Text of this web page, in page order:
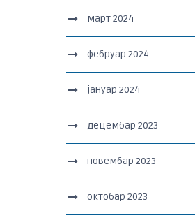
март 2024
фебруар 2024
јануар 2024
децембар 2023
новембар 2023
октобар 2023